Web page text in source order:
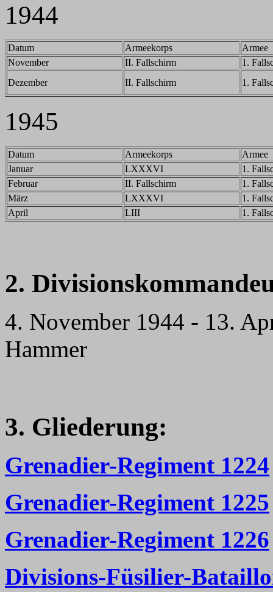
1944
Datum Armeekorps
Armee
November
II. Fallschirm
1.
Dezember
II. Fallschirm 1.
1945
Datum Armeekorps
Armee
Januar
LXXXVI
1.
Februar
II. Fallschirm
1.
März
LXXXVI
1.
April
LIII 1.
2.
4. November 1944 - 13.
Hammer
3. Gliederung:
Grenadier-Regiment 1224
Grenadier-Regiment 1225
Grenadier-Regiment 1226
Divisions-Füsilier-